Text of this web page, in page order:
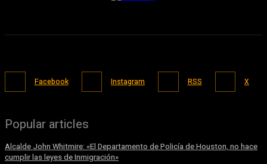
Facebook Instagram RSS X
Popular articles
Alcalde John Whitmire: «El Departamento de Policía de Houston, no hace
cumplir las leyes de Inmigración»